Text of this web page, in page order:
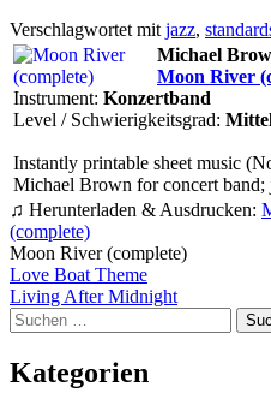
Verschlagwortet mit jazz,
Michael
Moon River
Instrument: Konzertband
Level / Schwierigkeitsgrad:
Instantly printable sheet music
Michael Brown for concert band;
♫ Herunterladen & Ausdrucken:
(complete)
Moon River (complete)
Beitragsnavigation
Love Boat Theme
Living After Midnight
Suchen
nach:
Kategorien